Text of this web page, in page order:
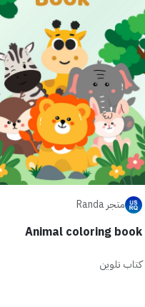
متجر Randa
Animal coloring book
كتاب تلوين